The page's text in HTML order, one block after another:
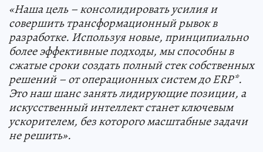
«Наша цель – консолидировать усилия и
совершить трансформационный рывок в
разработке. Используя новые, принципиально
более эффективные подходы, мы способны в
сжатые сроки создать полный стек собственных
решений – от операционных систем до ERP*.
Это наш шанс занять лидирующие позиции, а
искусственный интеллект станет ключевым
ускорителем, без которого масштабные задачи
не решить».